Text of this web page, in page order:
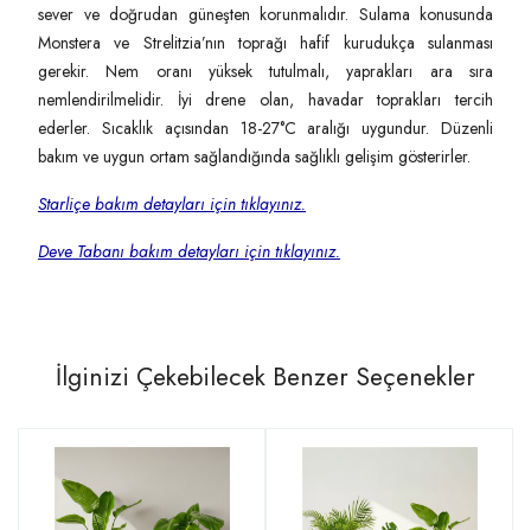
sever ve doğrudan güneşten korunmalıdır. Sulama konusunda
Monstera ve Strelitzia’nın toprağı hafif kurudukça sulanması
gerekir. Nem oranı yüksek tutulmalı, yaprakları ara sıra
nemlendirilmelidir. İyi drene olan, havadar toprakları tercih
ederler. Sıcaklık açısından 18-27°C aralığı uygundur. Düzenli
bakım ve uygun ortam sağlandığında sağlıklı gelişim gösterirler.
Starliçe bakım detayları için tıklayınız.
Deve Tabanı bakım detayları için tıklayınız.
İlginizi Çekebilecek Benzer Seçenekler